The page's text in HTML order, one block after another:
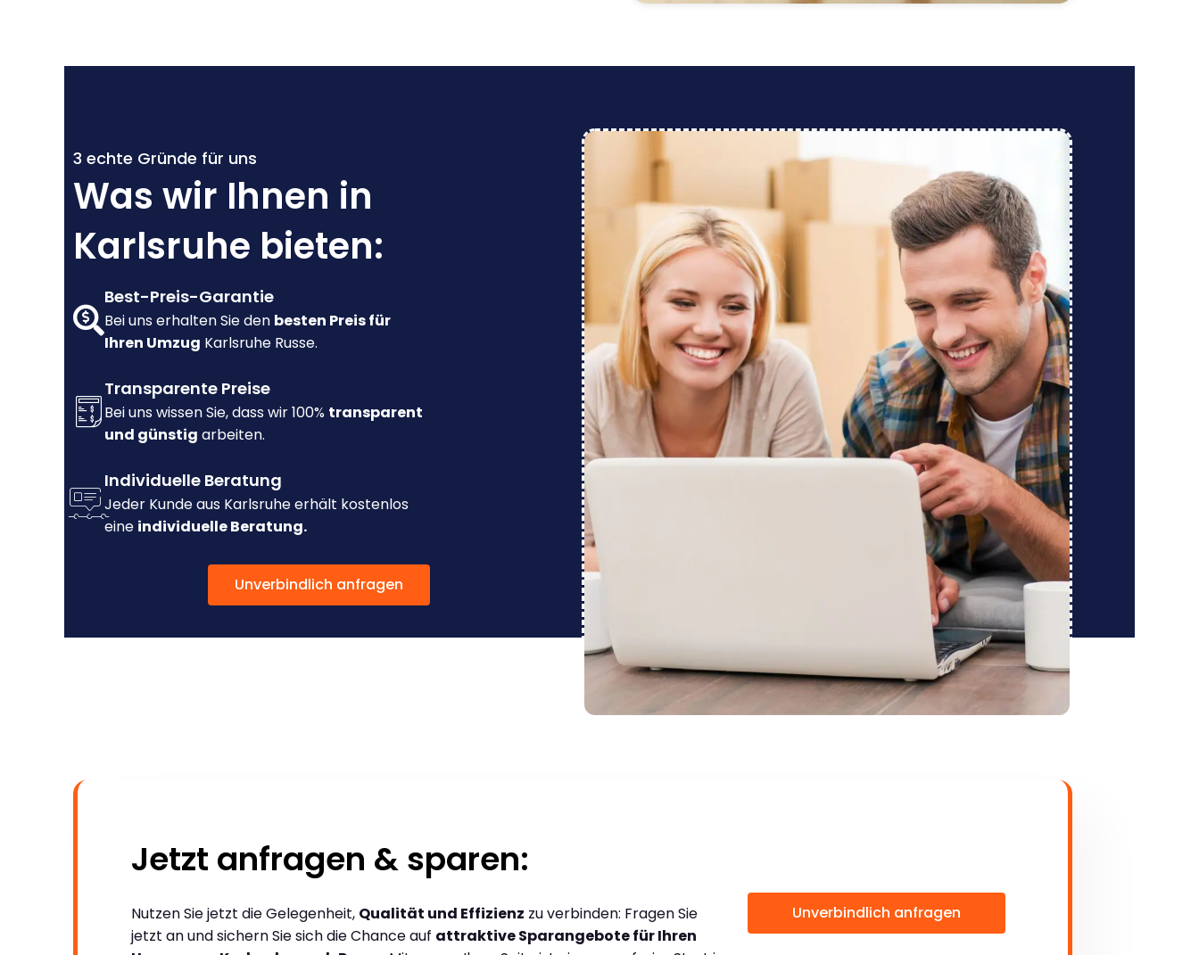
3 echte Gründe für uns
Was wir Ihnen in
Karlsruhe bieten:
Best-Preis-Garantie
Bei uns erhalten Sie den besten Preis für
Ihren Umzug Karlsruhe Russe.
Transparente Preise
Bei uns wissen Sie, dass wir 100% transparent
und günstig arbeiten.
Individuelle Beratung
Jeder Kunde aus Karlsruhe erhält kostenlos
eine individuelle Beratung.
Unverbindlich anfragen
Jetzt anfragen & sparen:
Nutzen Sie jetzt die Gelegenheit, Qualität und Effizienz zu verbinden: Fragen Sie
jetzt an und sichern Sie sich die Chance auf attraktive Sparangebote für Ihren
Unverbindlich anfragen